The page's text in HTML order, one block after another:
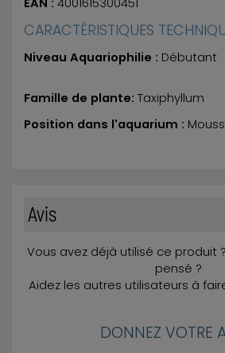
EAN : 4001615300451
CARACTÉRISTIQUES
Niveau Aquariophilie : Débutant
Famille de plante: Taxiphyllum
Position dans l'aquarium :
Avis
Vous avez déjà utilisé ce produit
pensé ?
Aidez les autres utilisateurs à
DONNEZ VOTRE